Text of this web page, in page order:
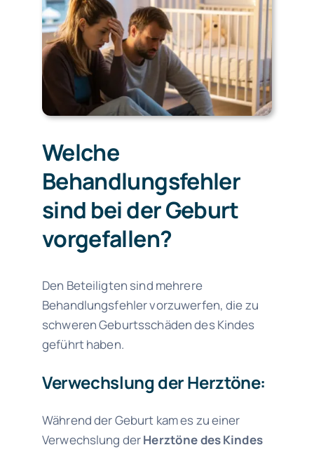
Welche
Behandlungsfehler
sind bei der Geburt
vorgefallen?
Den Beteiligten sind mehrere
Behandlungsfehler vorzuwerfen, die zu
schweren Geburtsschäden des Kindes
geführt haben.
Verwechslung der Herztöne:
Während der Geburt kam es zu einer
Verwechslung derHerztöne des Kindes